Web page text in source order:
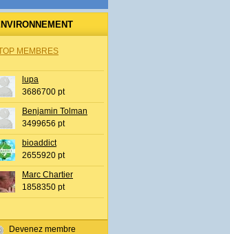
MEMBRES
lupa
3686700 pt
Benjamin Tolman
3499656 pt
bioaddict
2655920 pt
Marc Chartier
1858350 pt
Devenez membre